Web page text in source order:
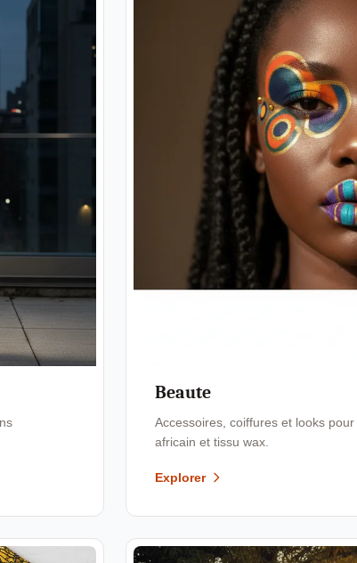
Beaute
Accessoires, coiffures et looks
africain et tissu wax.
Explorer